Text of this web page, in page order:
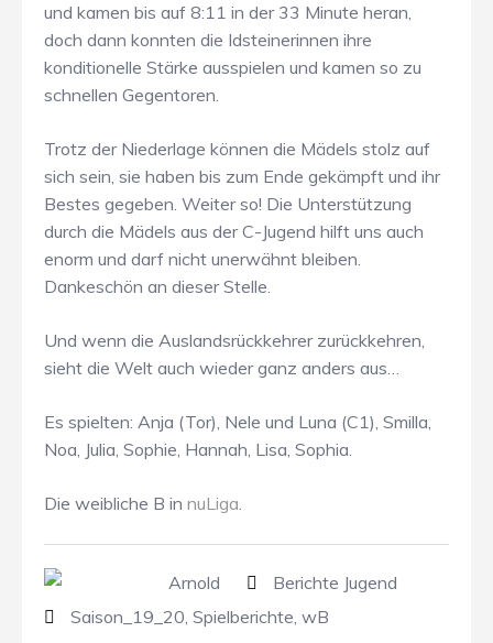
und kamen bis auf 8:11 in der 33 Minute heran,
doch dann konnten die Idsteinerinnen ihre
konditionelle Stärke ausspielen und kamen so zu
schnellen Gegentoren.
Trotz der Niederlage können die Mädels stolz auf
sich sein, sie haben bis zum Ende gekämpft und ihr
Bestes gegeben. Weiter so! Die Unterstützung
durch die Mädels aus der C-Jugend hilft uns auch
enorm und darf nicht unerwähnt bleiben.
Dankeschön an dieser Stelle.
Und wenn die Auslandsrückkehrer zurückkehren,
sieht die Welt auch wieder ganz anders aus…
Es spielten: Anja (Tor), Nele und Luna (C1), Smilla,
Noa, Julia, Sophie, Hannah, Lisa, Sophia.
Die weibliche B in nuLiga.
Arnold
Berichte Jugend
Saison_19_20 Spielberichte wB